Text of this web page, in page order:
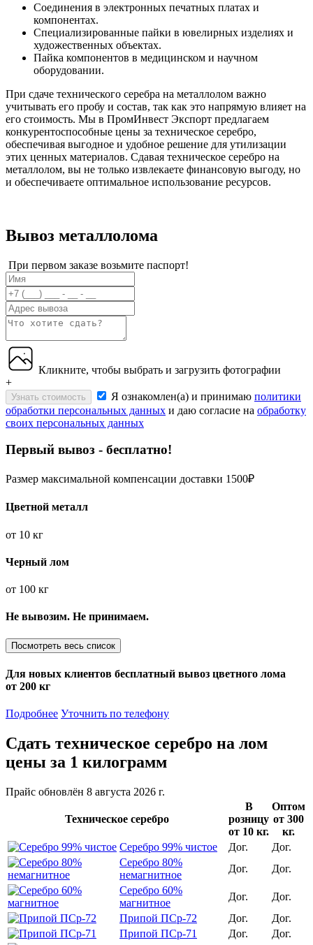
Соединения в электронных печатных платах и
компонентах.
Специализированные пайки в ювелирных изделиях и
художественных объектах.
Пайка компонентов в медицинском и научном
оборудовании.
При сдаче технического серебра на металлолом важно
учитывать его пробу и состав, так как это напрямую влияет на
его стоимость. Мы в ПромИнвест Экспорт предлагаем
конкурентоспособные цены за техническое серебро,
обеспечивая выгодное и удобное решение для утилизации
этих ценных материалов. Сдавая техническое серебро на
металлолом, вы не только извлекаете финансовую выгоду, но
и обеспечиваете оптимальное использование ресурсов.
Вывоз металлолома
При первом заказе возьмите паспорт!
Кликните, чтобы выбрать и загрузить фотографии
+
Узнать стоимость Я ознакомлен(а) и принимаю политики
обработки персональных данных и даю согласие на обработку
своих персональных данных
Первый вывоз - бесплатно!
Размер максимальной компенсации доставки 1500₽
Цветной металл
от 10 кг
Черный лом
от 100 кг
Не вывозим. Не принимаем.
Посмотреть весь список
Для новых клиентов бесплатный вывоз цветного лома
от 200 кг
Подробнее Уточнить по телефону
Сдать техническое серебро на лом
цены за 1 килограмм
Прайс обновлён 8 августа 2026 г.
Техническое серебро
В
розницу
от 10 кг.
Оптом
от 300
кг.
Серебро 99% чистое
Дог.
Дог.
Серебро 80%
немагнитное
Дог.
Дог.
Серебро 60%
магнитное
Дог.
Дог.
Припой ПСр-72
Дог.
Дог.
Припой ПСр-71
Дог.
Дог.